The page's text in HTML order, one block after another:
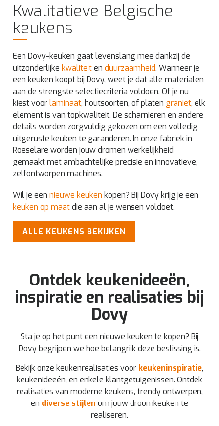
Kwalitatieve Belgische
keukens
Een Dovy-keuken gaat levenslang mee dankzij de
uitzonderlijke kwaliteitenduurzaamheid. Wanneer je
een keuken koopt bij Dovy, weet je dat alle materialen
aan de strengste selectiecriteria voldoen. Of je nu
kiest voorlaminaat, houtsoorten, of platen graniet, elk
element is van topkwaliteit. De scharnieren en andere
details worden zorgvuldig gekozen om een volledig
uitgeruste keuken te garanderen. In onze fabriek in
Roeselare worden jouw dromen werkelijkheid
gemaakt met ambachtelijke precisie en innovatieve,
zelfontworpen machines.
Wil je eennieuwe keuken kopen? Bij Dovy krijg je een
keuken op maatdie aan al je wensen voldoet.
ALLE KEUKENS BEKIJKEN
Ontdek keukenideeën,
inspiratie en realisaties bij
Dovy
Sta je op het punt een nieuwe keuken te kopen? Bij
Dovy begrijpen we hoe belangrijk deze beslissing is.
Bekijk onze keukenrealisaties voor keukeninspiratie,
keukenideeën, en enkele klantgetuigenissen. Ontdek
realisaties van moderne keukens, trendy ontwerpen,
en diverse stijlen om jouw droomkeuken te
realiseren.